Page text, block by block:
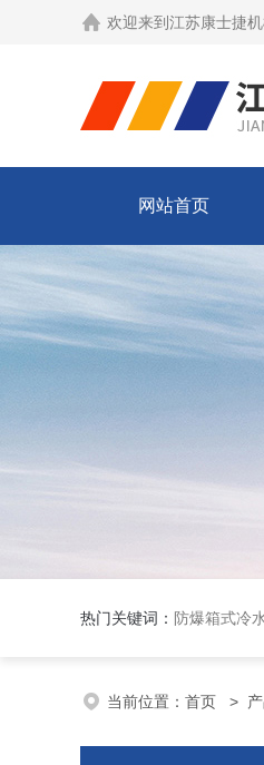
欢迎来到 江苏康士捷
网站首页
热门关键词： 防爆箱式冷
当前位置： 首页 >